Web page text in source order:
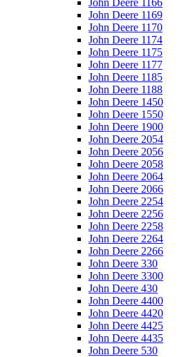
John Deere 1166
John Deere 1169
John Deere 1170
John Deere 1174
John Deere 1175
John Deere 1177
John Deere 1185
John Deere 1188
John Deere 1450
John Deere 1550
John Deere 1900
John Deere 2054
John Deere 2056
John Deere 2058
John Deere 2064
John Deere 2066
John Deere 2254
John Deere 2256
John Deere 2258
John Deere 2264
John Deere 2266
John Deere 330
John Deere 3300
John Deere 430
John Deere 4400
John Deere 4420
John Deere 4425
John Deere 4435
John Deere 530